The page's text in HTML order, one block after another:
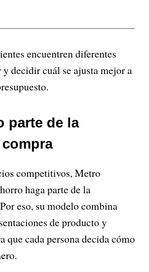
encuentren diferentes
decidir cuál se ajusta mejor a
parte de la
competitivos, Metro
haga parte de la
eso, su modelo combina
de producto y
que cada persona decida cómo